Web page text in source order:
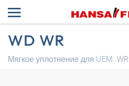
WD WR
Мягкое уплотнение для UEM..WR